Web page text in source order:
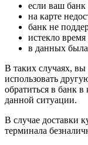
если ваш банк
на карте
банк не
истекло
в данных
В таких случаях,
использовать
обратиться в банк
данной ситуации.
В случае доставки
терминала